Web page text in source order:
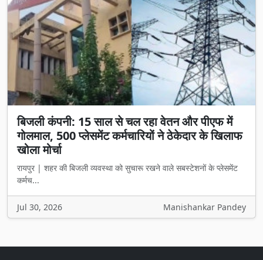
बिजली कंपनी: 15 साल से चल रहा वेतन और पीएफ में
गोलमाल, 500 प्लेसमेंट कर्मचारियों ने ठेकेदार के खिलाफ
खोला मोर्चा
रायपुर | शहर की बिजली व्यवस्था को सुचारू रखने वाले सबस्टेशनों के प्लेसमेंट
कर्मच...